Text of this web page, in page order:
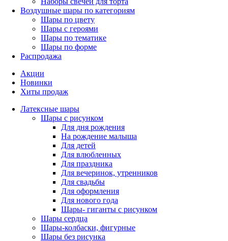
Воздушные шары по категориям
Шары по цвету
Шары с героями
Шары по тематике
Шары по форме
Распродажа
Акции
Новинки
Хиты продаж
Латексные шары
Шары с рисунком
Для дня рождения
На рождение малыша
Для детей
Для влюбленных
Для праздника
Для вечеринок, утренников
Для свадьбы
Для оформления
Для нового года
Шары- гиганты с рисунком
Шары сердца
Шары-колбаски, фигурные
Шары без рисунка